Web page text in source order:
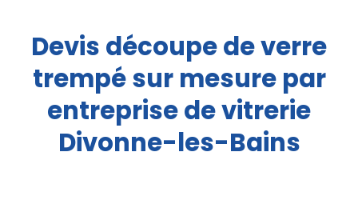
Devis découpe de verre
trempé sur mesure par
entreprise de vitrerie
Divonne-les-Bains